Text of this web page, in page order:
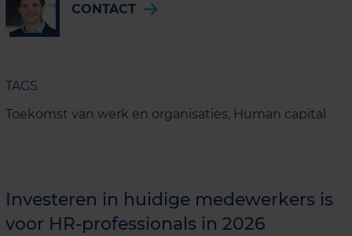
CONTACT
TAGS
Toekomst van werk en organisaties, Human capital
Investeren in huidige medewerkers is
voor HR-professionals in 2026